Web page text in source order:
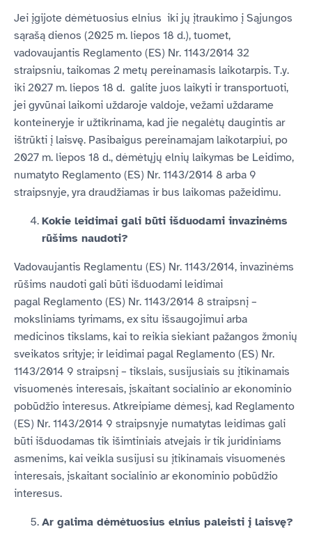
Jei įgijote dėmėtuosius elnius iki jų įtraukimo į Sąjungos
sąrašą dienos (2025 m. liepos 18 d.), tuomet,
vadovaujantis Reglamento (ES) Nr. 1143/2014 32
straipsniu, taikomas 2 metų pereinamasis laikotarpis. T.y.
iki 2027 m. liepos 18 d. galite juos laikyti ir transportuoti,
jei gyvūnai laikomi uždaroje valdoje, vežami uždarame
konteineryje ir užtikrinama, kad jie negalėtų daugintis ar
ištrūkti į laisvę. Pasibaigus pereinamajam laikotarpiui, po
2027 m. liepos 18 d., dėmėtųjų elnių laikymas be Leidimo,
numatyto Reglamento (ES) Nr. 1143/2014 8 arba 9
straipsnyje, yra draudžiamas ir bus laikomas pažeidimu.
Kokie leidimai gali būti išduodami invazinėms
rūšims naudoti?
Vadovaujantis Reglamentu (ES) Nr. 1143/2014, invazinėms
rūšims naudoti gali būti išduodami leidimai
pagal Reglamento (ES) Nr. 1143/2014 8 straipsnį –
moksliniams tyrimams, ex situ išsaugojimui arba
medicinos tikslams, kai to reikia siekiant pažangos žmonių
sveikatos srityje; ir leidimai pagal Reglamento (ES) Nr.
1143/2014 9 straipsnį – tikslais, susijusiais su įtikinamais
visuomenės interesais, įskaitant socialinio ar ekonominio
pobūdžio interesus. Atkreipiame dėmesį, kad Reglamento
(ES) Nr. 1143/2014 9 straipsnyje numatytas leidimas gali
būti išduodamas tik išimtiniais atvejais ir tik juridiniams
asmenims, kai veikla susijusi su įtikinamais visuomenės
interesais, įskaitant socialinio ar ekonominio pobūdžio
interesus.
Ar galima dėmėtuosius elnius paleisti į laisvę?